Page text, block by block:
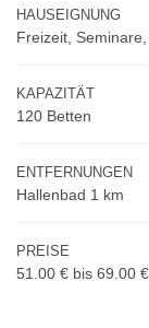
HAUSEIGNUNG
Freizeit,
KAPAZITÄT
120 Betten
ENTFERNUNGEN
Hallenbad 1 km
PREISE
51.00 € bis 69.00 €